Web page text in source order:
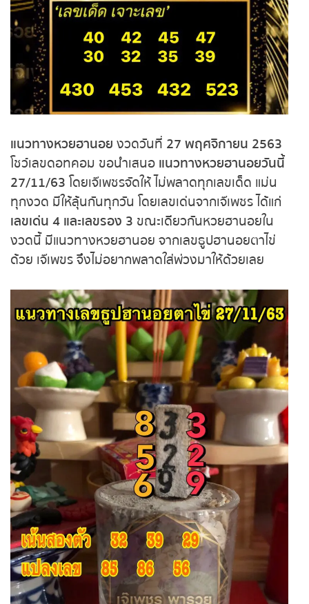
หวยหุ้นนิเคอิ เช้า
หวยหุ้นนิเคอิ บ่าย
หวยหุ้นฮั่งเส็ง เช้า
หวยหุ้นฮั่งเส็ง บ่าย
หวยหุ้นจีน เช้า
หวยหุ้นจีน บ่าย
หวยหุ้นไต้หวัน
หวยหุ้นสิงคโปร์
หวยหุ้นอิยิป
หวยหุ้นเยอรมัน
หวยหุ้นอังกฤษ
หวยหุ้นรัสเซีย
หวยหุ้นอินเดีย
หวยหุ้นดาวโจนส์
แนวทางหวยฮานอย งวดวันที่ 27 พฤศจิกายน 2563
โชว์เลขดอทคอม ขอนำเสนอ แนวทางหวยฮานอยวันนี้
27/11/63 โดยเจ๊เพชรจัดให้ ไม่พลาดทุกเลขเด็ด แม่น
ทุกงวด มีให้ลุ้นกันทุกวัน โดยเลขเด่นจากเจ๊เพชร ได้แก่
เลขเด่น 4 และเลขรอง 3 ขณะเดียวกันหวยฮานอยใน
งวดนี้ มีแนวทางหวยฮานอย จากเลขธูปฮานอยตาไข่
ด้วย เจ๊เพขร จึงไม่อยากพลาดใส่พ่วงมาให้ด้วยเลย